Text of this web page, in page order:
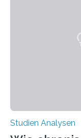
derzeitigen
Studien Analysen